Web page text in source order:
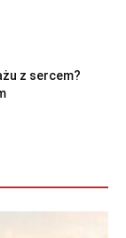
z sercem?